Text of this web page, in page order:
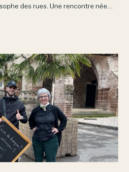
des rues. Une rencontre née